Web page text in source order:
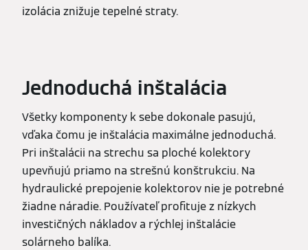
izolácia znižuje tepelné straty.
Jednoduchá inštalácia
Všetky komponenty k sebe dokonale pasujú,
vďaka čomu je inštalácia maximálne jednoduchá.
Pri inštalácii na strechu sa ploché kolektory
upevňujú priamo na strešnú konštrukciu. Na
hydraulické prepojenie kolektorov nie je potrebné
žiadne náradie. Používateľ profituje z nízkych
investičných nákladov a rýchlej inštalácie
solárneho balíka.